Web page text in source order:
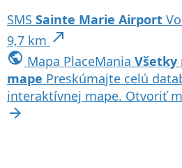
SMS Sainte Marie Airport
9,7 km north_east
public Mapa PlaceMania Všetky
mape Preskúmajte celú
interaktívnej mape. Otvoriť
arrow_forward